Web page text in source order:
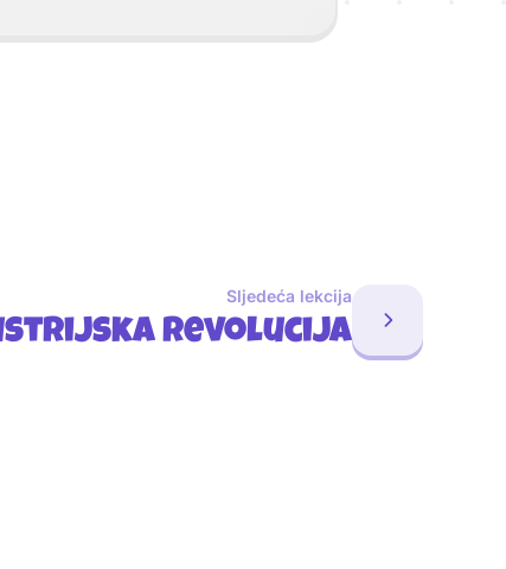
Sljedeća lekcija
revolucija